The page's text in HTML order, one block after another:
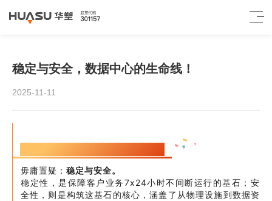
稳定与安全，数据中心的生命线！
2025-11-11
毋庸置疑： 稳定与安全。
稳定性，是保障客户业务7x24小时不间断运行的基石；安
全性，则是构筑这基石的核心，涵盖了从物理设施到数据资